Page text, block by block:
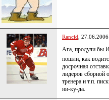
Rancid ,
Ага, продули бы
пошли, как
досрочная
лидеров сборной
тренера и т.п.
ни-ку-да.